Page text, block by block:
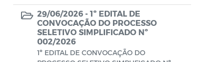
Portaria Gabinete
Portaria IBASMA
Portaria SEADM
29/06/2026 - 1º EDITAL DE
CONVOCAÇÃO DO PROCESSO
SELETIVO SIMPLIFICADO Nº
002/2026
1º EDITAL DE CONVOCAÇÃO DO